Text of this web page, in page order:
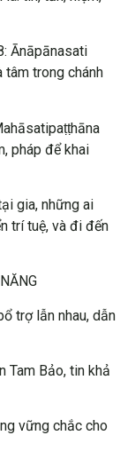
Ānāpānasati
tâm trong chánh
pháp để khai
gia, những ai
trí tuệ, và đi đến
trợ lẫn nhau, dẫn
Tam Bảo, tin khả
vững chắc cho